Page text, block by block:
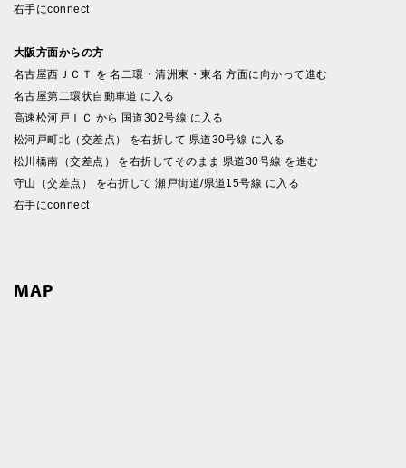
右手にconnect
大阪方面からの方
名古屋西ＪＣＴ を 名二環・清洲東・東名 方面に向かって進む
名古屋第二環状自動車道 に入る
高速松河戸ＩＣ から 国道302号線 に入る
松河戸町北（交差点） を右折して 県道30号線 に入る
松川橋南（交差点） を右折してそのまま 県道30号線 を進む
守山（交差点） を右折して 瀬戸街道/県道15号線 に入る
右手にconnect
MAP